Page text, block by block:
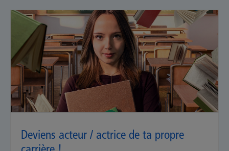
Deviens acteur / actrice de ta propre